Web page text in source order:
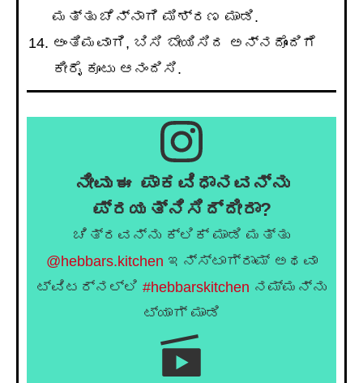
ಮತ್ತು ಚೆನ್ನಾಗಿ ಮಿಶ್ರಣ ಮಾಡಿ.
ಅಂತಿಮವಾಗಿ, ಬಿಸಿ ಬೇಯಿಸಿದ ಅನ್ನದೊಂದಿಗೆ
ಕೀರೈ ಕೂಟು ಆನಂದಿಸಿ.
ನೀವು ಈ ಪಾಕವಿಧಾನವನ್ನು
ಪ್ರಯತ್ನಿಸಿದ್ದೀರಾ?
ಚಿತ್ರವನ್ನು ಕ್ಲಿಕ್ ಮಾಡಿ ಮತ್ತು
@hebbars.kitchen ಇನ್ಸ್ಟಾಗ್ರಾಮ್ ಅಥವಾ
ಟ್ವಿಟರ್‌ನಲ್ಲಿ #hebbarskitchen ನಮ್ಮನ್ನು
ಟ್ಯಾಗ್ ಮಾಡಿ